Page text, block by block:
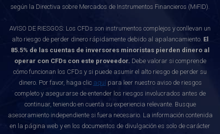
según la Directiva sobre Mercados de Instrumentos Financieros (MiFID).
AVISO DE RIESGOS: Los CFDs son instrumentos complejos y conllevan un
alto riesgo de perder dinero rápidamente debido al apalancamiento. El
85.5% de las cuentas de inversores minoristas pierden dinero al
operar con CFDs con este proveedor. Debe valorar si comprende
cómo funcionan los CFDs y si puede asumir el alto riesgo de perder su
dinero. Por favor, haga clic aquípara leer nuestro aviso de riesgos
completo y asegurarse de entender los riesgos involucrados antes de
continuar, teniendo en cuenta su experiencia relevante. Busque
asesoramiento independiente si fuera necesario. La información contenida
en la página web y en los documentos de divulgación es solo de carácter